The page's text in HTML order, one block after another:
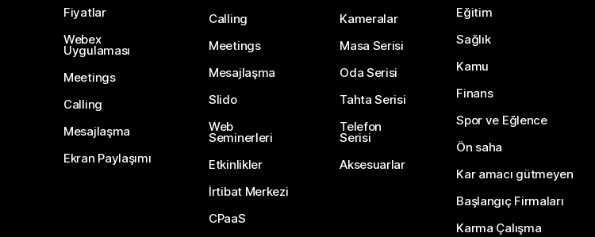
Fiyatlar
Webex
Uygulaması
Meetings
Calling
Mesajlaşma
Ekran Paylaşımı
Calling
Meetings
Mesajlaşma
Slido
Web
Seminerleri
Etkinlikler
İrtibat Merkezi
CPaaS
Kameralar
Masa Serisi
Oda Serisi
Tahta Serisi
Telefon
Serisi
Aksesuarlar
Eğitim
Sağlık
Kamu
Finans
Spor ve Eğlence
Ön saha
Kar amacı gütmeyen
Başlangıç Firmaları
Karma Çalışma